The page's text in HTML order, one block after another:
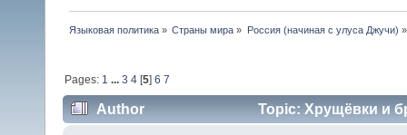
Языковая политика» Страны мира » Россия (начиная с улуса Джучи) »
Pages: 1 ...3 4 [5]6 7
Author Topic: Хрущёвки и